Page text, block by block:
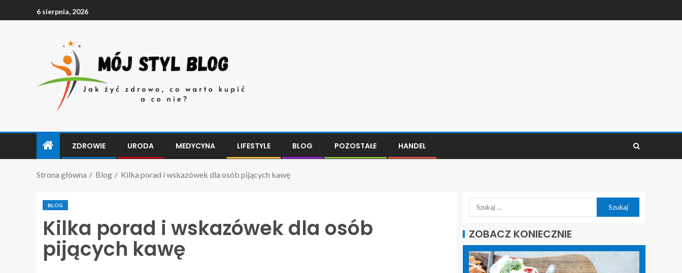
6 sierpnia, 2026
ZDROWIE URODA MEDYCYNA LIFESTYLE BLOG POZOSTAŁE HANDEL
Strona główna Blog Kilka porad i wskazówek dla osób pijących kawę
BLOG
Kilka porad i wskazówek dla osób
pijących kawę
ZOBACZ KONIECZNIE